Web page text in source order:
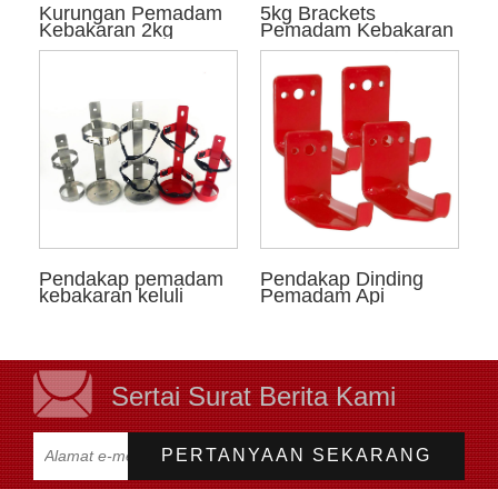
Kurungan Pemadam
Kebakaran 2kg
5kg Brackets
Pemadam Kebakaran
Pendakap pemadam
kebakaran keluli
Pendakap Dinding
Pemadam Api
Sertai Surat Berita Kami